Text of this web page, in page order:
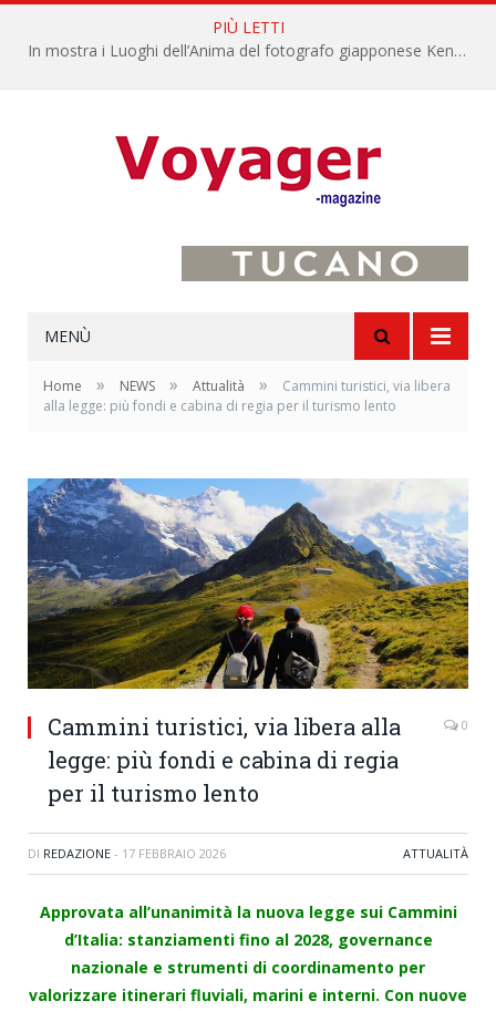
PIÙ LETTI
In mostra i Luoghi dell’Anima del fotografo giapponese Kenro Izu
MENÙ
Home » NEWS » Attualità »
Cammini turistici, via libera
alla legge: più fondi e cabina di regia per il turismo lento
Cammini turistici, via libera alla
legge: più fondi e cabina di regia
per il turismo lento
0
DI REDAZIONE - 17 FEBBRAIO 2026 ATTUALITÀ
Approvata all’unanimità la nuova legge sui Cammini
d’Italia: stanziamenti fino al 2028, governance
nazionale e strumenti di coordinamento per
valorizzare itinerari fluviali, marini e interni. Con nuove